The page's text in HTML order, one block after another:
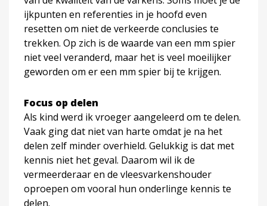
ijkpunten en referenties in je hoofd even
resetten om niet de verkeerde conclusies te
trekken. Op zich is de waarde van een mm spier
niet veel veranderd, maar het is veel moeilijker
geworden om er een mm spier bij te krijgen.
Focus op delen
Als kind werd ik vroeger aangeleerd om te delen.
Vaak ging dat niet van harte omdat je na het
delen zelf minder overhield. Gelukkig is dat met
kennis niet het geval. Daarom wil ik de
vermeerderaar en de vleesvarkenshouder
oproepen om vooral hun onderlinge kennis te
delen.